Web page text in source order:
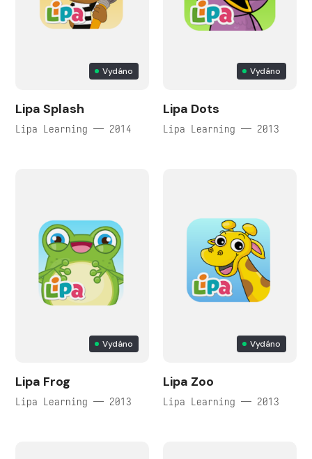
Vydáno
Lipa Splash
Lipa Learning — 2014
Vydáno
Lipa Dots
Lipa Learning — 2013
Vydáno
Lipa Frog
Lipa Learning — 2013
Vydáno
Lipa Zoo
Lipa Learning — 2013